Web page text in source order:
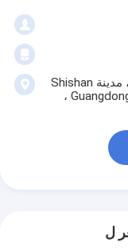
منطقة Jinguang الصناعية ، قرية Tangtou ، مدينة Shishan
، منطقة Nanhai ، مدينة Foshan ، مقاطعة Guangdong ،
ل